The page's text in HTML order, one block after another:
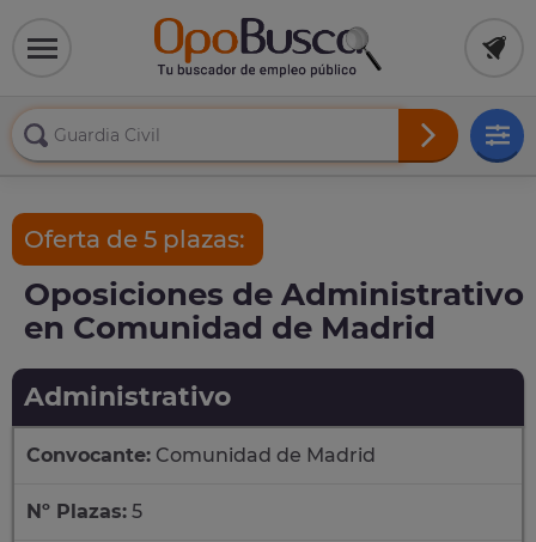
Oferta de 5 plazas:
Oposiciones de Administrativo
en Comunidad de Madrid
Administrativo
Convocante: Comunidad de Madrid
Nº Plazas: 5